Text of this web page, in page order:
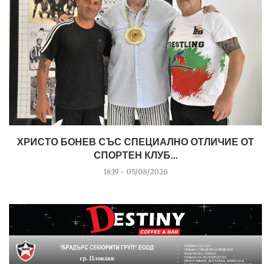
ХРИСТО БОНЕВ СЪС СПЕЦИАЛНО ОТЛИЧИЕ ОТ
СПОРТЕН КЛУБ...
18:19 - 05/08/2026